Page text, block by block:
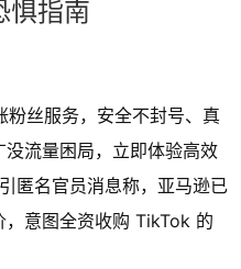
惧指南
丝服务，安全不封号、真
流量困局，立即体验高效
匿名官员消息称，亚马逊已
意图全资收购 TikTok 的